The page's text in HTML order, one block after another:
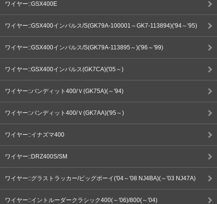
ワイヤー::GSX400E
ワイヤー::GSX400インパルス/S(GK79A-100001～GK7-113894)('94～'95)
ワイヤー::GSX400インパルス/S(GK79A-113895～)('96～'99)
ワイヤー::GSX400インパルス(GK7CA)('05～)
ワイヤー::バンディット400/Ｖ(GK75A)(～'94)
ワイヤー::バンディット400/Ｖ(GK7AA)('95～)
ワイヤー::イナズマ400
ワイヤー::DRZ400S/SM
ワイヤー::グラストラッカー/ビッグボーイ('04～'08 NJ4BA)(～'03 NJ47A)
ワイヤー::イントルーダークラシック400(～'06)/800(～'04)